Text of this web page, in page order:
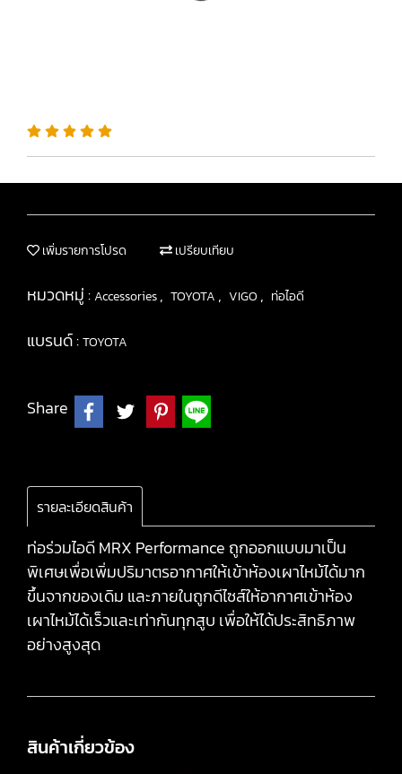
เพิ่มรายการโปรด เปรียบเทียบ
หมวดหมู่ :Accessories, TOYOTA , VIGO , ท่อไอดี
แบรนด์ :TOYOTA
Share
รายละเอียดสินค้า
ท่อร่วมไอดี MRX Performance ถูกออกแบบมาเป็น
พิเศษเพื่อเพิ่มปริมาตรอากาศให้เข้าห้องเผาไหม้ได้มาก
ขึ้นจากของเดิม และภายในถูกดีไซส์ให้อากาศเข้าห้อง
เผาไหม้ได้เร็วและเท่ากันทุกสูบ เพื่อให้ได้ประสิทธิภาพ
อย่างสูงสุด
สินค้าเกี่ยวข้อง